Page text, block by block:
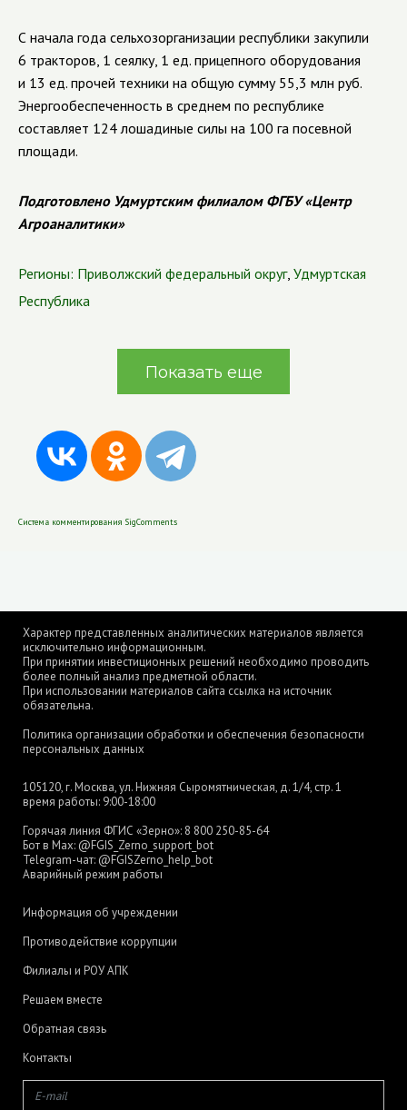
С начала года сельхозорганизации республики закупили
6 тракторов, 1 сеялку, 1 ед. прицепного оборудования
и 13 ед. прочей техники на общую сумму 55,3 млн руб.
Энергообеспеченность в среднем по республике
составляет 124 лошадиные силы на 100 га посевной
площади.
Подготовлено Удмуртским филиалом ФГБУ «Центр
Агроаналитики»
Регионы: Приволжский федеральный округ, Удмуртская
Республика
Показать еще
Система комментирования SigComments
Характер представленных аналитических материалов является
исключительно информационным.
При принятии инвестиционных решений необходимо проводить
более полный анализ предметной области.
При использовании материалов сайта ссылка на источник
обязательна.
Политика организации обработки и обеспечения безопасности
персональных данных
105120, г. Москва, ул. Нижняя Сыромятническая, д. 1/4, стр. 1
время работы: 9:00-18:00
Горячая линия ФГИС «Зерно»: 8 800 250-85-64
Бот в Max: @FGIS_Zerno_support_bot
Telegram-чат: @FGISZerno_help_bot
Аварийный режим работы
Информация об учреждении
Противодействие коррупции
Филиалы и РОУ АПК
Решаем вместе
Обратная связь
Контакты